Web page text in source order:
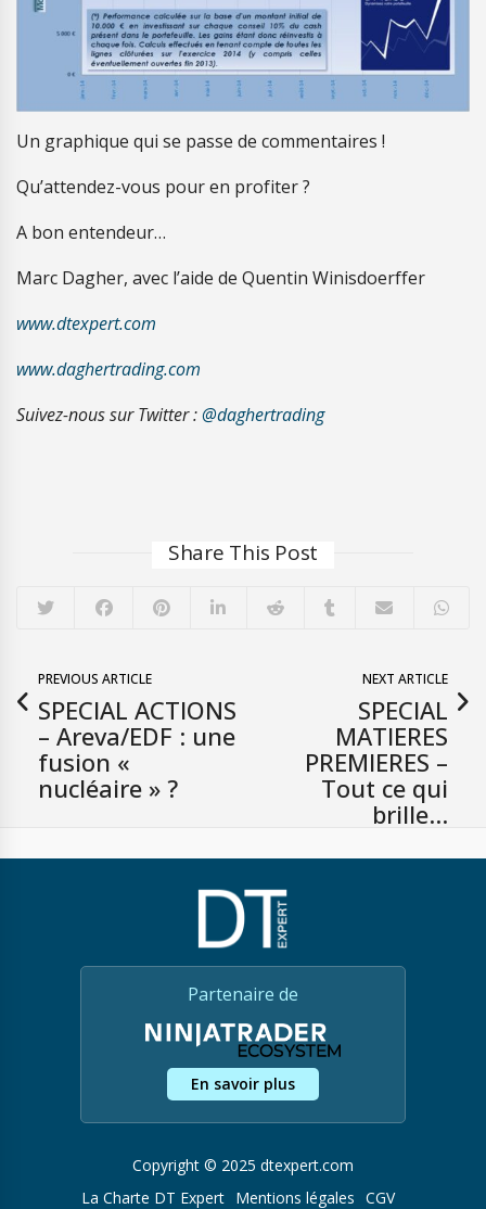
Un graphique qui se passe de commentaires !
Qu’attendez-vous pour en profiter ?
A bon entendeur…
Marc Dagher, avec l’aide de Quentin Winisdoerffer
www.dtexpert.com
www.daghertrading.com
Suivez-nous sur Twitter :@daghertrading
Share This Post
PREVIOUS ARTICLE
SPECIAL ACTIONS
– Areva/EDF : une
fusion «
nucléaire » ?
NEXT ARTICLE
SPECIAL
MATIERES
PREMIERES –
Tout ce qui
brille…
Partenaire de
En savoir plus
Copyright © 2025 dtexpert.com
La Charte DT Expert
Mentions légales CGV